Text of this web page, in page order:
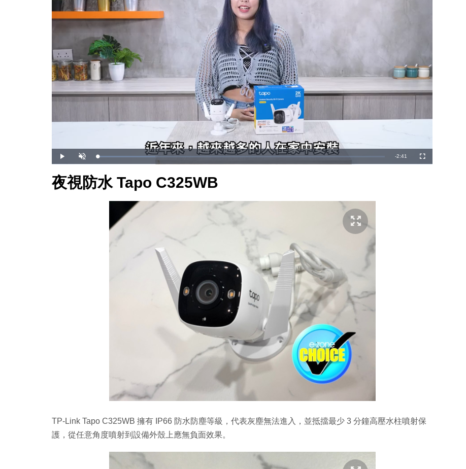
播
放
開
啟
效
載
入
2
0
%
剩
-2:41
全
螢
夜視防水 Tapo C325WB
TP-Link Tapo C325WB 擁有 IP66 防水防塵等級，代表灰塵無法進入，並抵擋最少 3 分鐘高壓水柱噴射保
護，從任意角度噴射到設備外殼上應無負面效果。